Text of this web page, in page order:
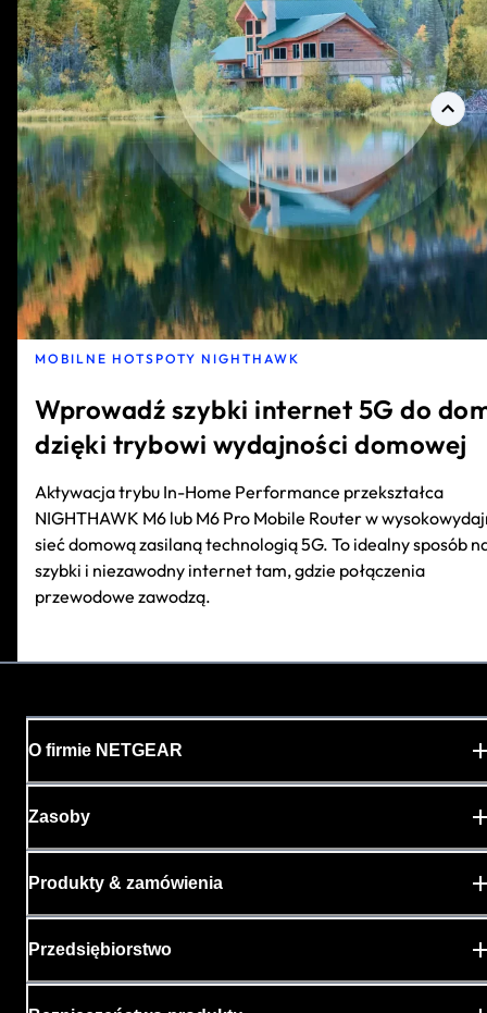
MOBILNE HOTSPOTY NIGHTHAWK
Wprowadź szybki internet 5G do
dzięki trybowi wydajności domowej
Aktywacja trybu In-Home Performance przekształca
NIGHTHAWK M6 lub M6 Pro Mobile Router w
sieć domową zasilaną technologią 5G. To idealny sposób
szybki i niezawodny internet tam, gdzie połączenia
przewodowe zawodzą.
O firmie NETGEAR
Zasoby
Produkty & zamówienia
Przedsiębiorstwo